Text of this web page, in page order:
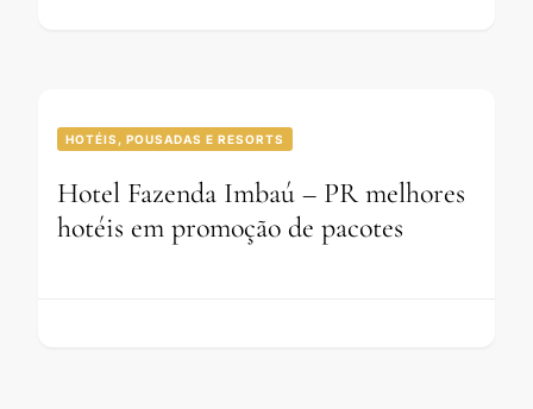
HOTÉIS, POUSADAS E RESORTS
Hotel Fazenda Imbaú – PR melhores
hotéis em promoção de pacotes